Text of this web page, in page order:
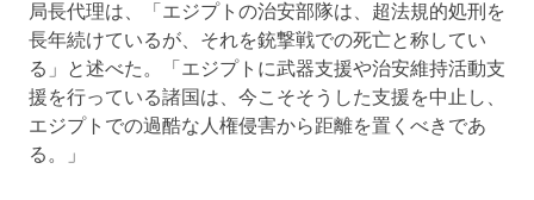
局長代理は、「エジプトの治安部隊は、超法規的処刑を
長年続けているが、それを銃撃戦での死亡と称してい
る」と述べた。「エジプトに武器支援や治安維持活動支
援を行っている諸国は、今こそそうした支援を中止し、
エジプトでの過酷な人権侵害から距離を置くべきであ
る。」